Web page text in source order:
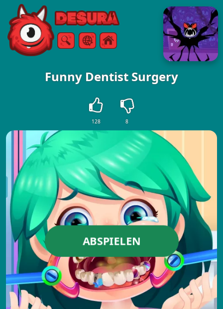
Free Online Games
SucheSpeisekarte
Funny Dentist Surgery
128 8
ABSPIELEN